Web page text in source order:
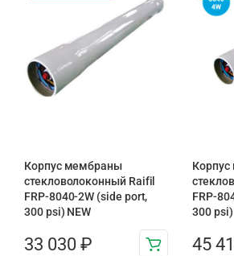
Корпус мембраны
стекловолоконный Raifil
FRP-8040-2W (side port,
300 psi) NEW
33 030 ₽
FRP-
300 psi)
45